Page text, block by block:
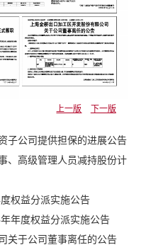
上一版 下一版
子公司提供担保的进展公告
、高级管理人员减持股份计
权益分派实施公告
年度权益分派实施公告
关于公司董事离任的公告